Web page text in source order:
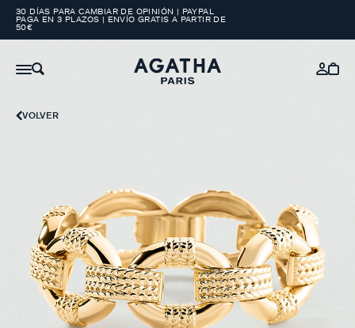
30 DÍAS PARA CAMBIAR DE OPINIÓN | PAYPAL
PAGA EN 3 PLAZOS | ENVÍO GRATIS A PARTIR DE
50€
VOLVER